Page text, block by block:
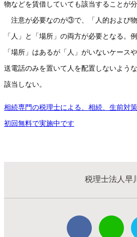
物などを賃借していても該当することが分
注意が必要なのが③で、「人的および
「人」と「場所」の両方が必要となる。
「場所」はあるが「人」がいないケース
送電話のみを置いて人を配置しないよう
該当しない。
相続専門の税理士による、相続、生前対
初回無料で実施中です
税理士法人早